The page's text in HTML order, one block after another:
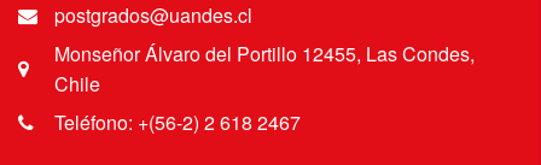
postgrados@uandes.cl
Monseñor Álvaro del Portillo 12455, Las Condes,
Chile
Teléfono: +(56-2) 2 618 2467